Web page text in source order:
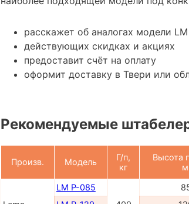
расскажет об аналогах модели LM
действующих скидках и акциях
предоставит счёт на оплату
оформит доставку в Твери или
Рекомендуемые
Произв. Модель
Г/п,
кг
Высота
LM P-085